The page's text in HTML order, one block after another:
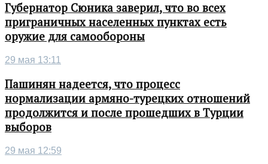
Губернатор Сюника заверил, что во всех
приграничных населенных пунктах есть
оружие для самообороны
29 мая 13:11
Пашинян надеется, что процесс
нормализации армяно-турецких отношений
продолжится и после прошедших в Турции
выборов
29 мая 12:59